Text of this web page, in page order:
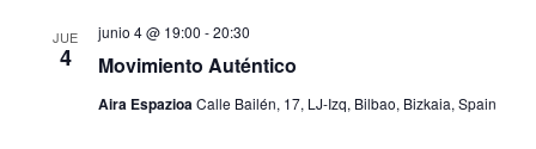
JUE
4 Movimiento Auténtico
junio 4 @ 19:00 -20:30
Aira EspazioaCalle Bailén, 17, LJ-Izq, Bilbao, Bizkaia, Spain